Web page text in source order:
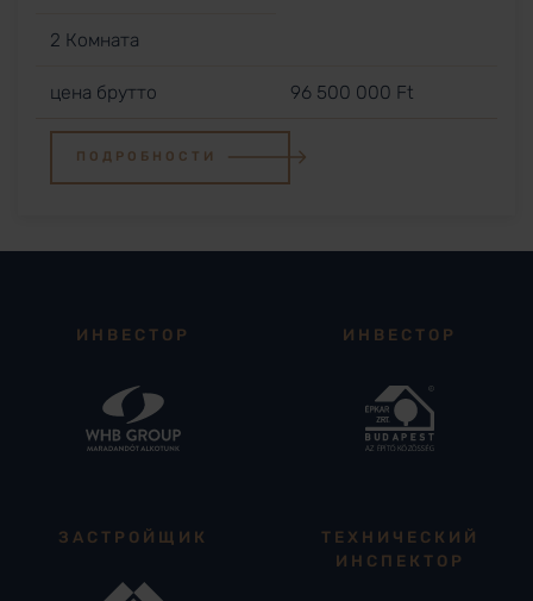
2 Комната
цена брутто 96 500 000 Ft
ПОДРОБНОСТИ
ИНВЕСТОР ИНВЕСТОР
ЗАСТРОЙЩИК
ТЕХНИЧЕСКИЙ
ИНСПЕКТОР